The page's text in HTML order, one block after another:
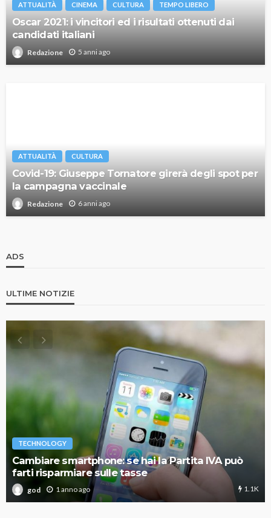
ATTUALITÀ CINEMA CULTURA TEMPO LIBERO
Oscar 2021: i vincitori ed i risultati ottenuti dai
candidati italiani
Redazione 5 anni ago
ATTUALITÀ CULTURA
Covid-19: Giuseppe Tornatore girerà degli spot per
la campagna vaccinale
Redazione 6 anni ago
ADS
ULTIME NOTIZIE
TECHNOLOGY
Cambiare smartphone: se hai la Partita IVA può
farti risparmiare sulle tasse
god 1 anno ago 1.1K